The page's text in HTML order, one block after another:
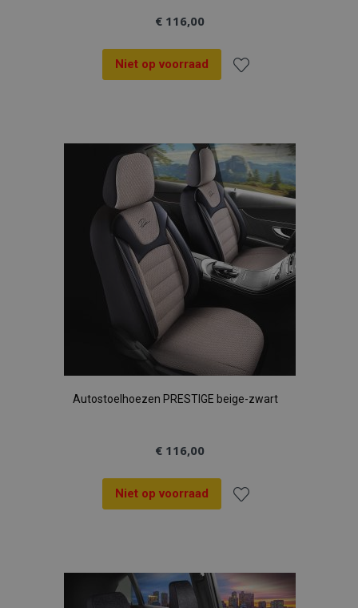
€ 116,00
Niet op voorraad
aan
verlanglijst
Autostoelhoezen PRESTIGE beige-zwart
€ 116,00
Niet op voorraad
aan